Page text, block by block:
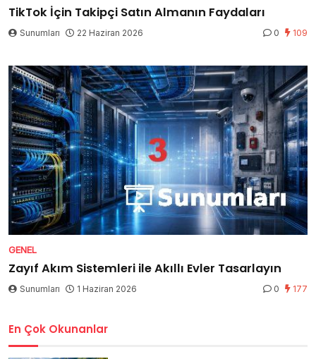
TikTok İçin Takipçi Satın Almanın Faydaları
Sunumları 22 Haziran 2026 0 109
GENEL
Zayıf Akım Sistemleri ile Akıllı Evler Tasarlayın
Sunumları 1 Haziran 2026 0 177
En Çok Okunanlar